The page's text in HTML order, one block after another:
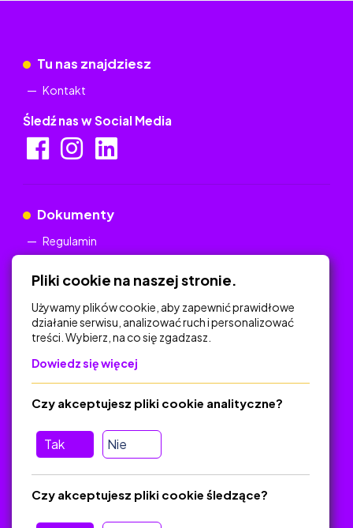
Tu nas znajdziesz
Kontakt
Śledź nas w Social Media
Dokumenty
Regulamin
Na skróty
Polityka Prywatności
Regulamin
O platformie
Baza materiałów dydaktycznych
Jak zostać autorem
FAQ
Pliki cookie na naszej stronie.
Używamy plików cookie, aby zapewnić prawidłowe
działanie serwisu, analizować ruch i personalizować
treści. Wybierz, na co się zgadzasz.
Dowiedz się więcej
Tak Nie
Czy akceptujesz pliki cookie analityczne?
Czy akceptujesz pliki cookie śledzące?